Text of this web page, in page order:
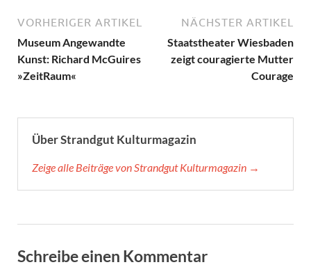
VORHERIGER ARTIKEL
Museum Angewandte
Kunst: Richard McGuires
»ZeitRaum«
NÄCHSTER ARTIKEL
Staatstheater Wiesbaden
zeigt couragierte Mutter
Courage
Über Strandgut Kulturmagazin
Zeige alle Beiträge von Strandgut Kulturmagazin →
Schreibe einen Kommentar